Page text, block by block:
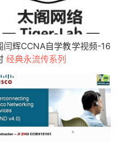
闫辉CCNA自学教学视频-16
经典永流传系列